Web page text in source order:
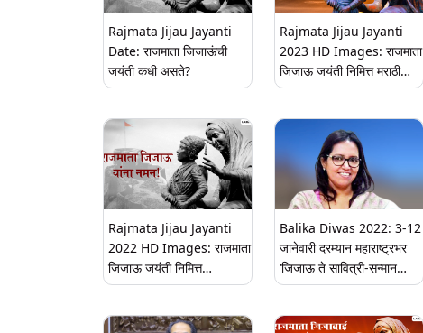
Rajmata Jijau Jayanti
Date: राजमाता जिजाऊंची
जयंती कधी असते?
Rajmata Jijau Jayanti
2023 HD Images: राजमाता
जिजाऊ जयंती निमित्त मराठी
Wishes, Messages,
मावळ्यांना शुभेच्छा!
Rajmata Jijau Jayanti
2022 HD Images: राजमाता
जिजाऊ जयंती निमित्त
शुभेच्छांसाठी Messages,
Wishes, Images इतून करा
Balika Diwas 2022: 3-12
जानेवारी दरम्यान महाराष्ट्रभर
‘जिजाऊ ते सावित्री-सन्मान
महाराष्ट्राच्या लेकींचा’ अभियान